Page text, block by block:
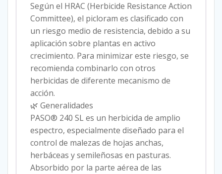
Según el HRAC (Herbicide Resistance Action
Committee), el picloram es clasificado con
un riesgo medio de resistencia, debido a su
aplicación sobre plantas en activo
crecimiento. Para minimizar este riesgo, se
recomienda combinarlo con otros
herbicidas de diferente mecanismo de
acción.
🌿 Generalidades
PASO® 240 SL es un herbicida de amplio
espectro, especialmente diseñado para el
control de malezas de hojas anchas,
herbáceas y semileñosas en pasturas.
Absorbido por la parte aérea de las